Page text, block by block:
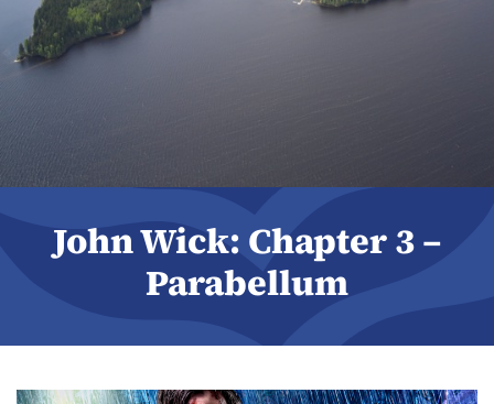
John Wick: Chapter 3 –
Parabellum